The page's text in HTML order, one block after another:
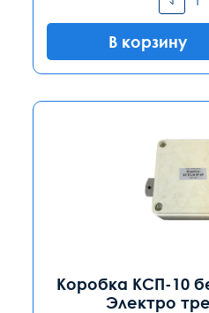
В корзину
Коробка КСП-10
Электро